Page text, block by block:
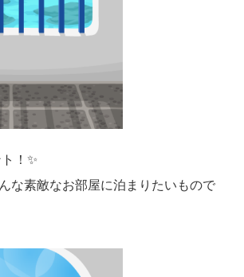
！✨
な素敵なお部屋に泊まりたいもので